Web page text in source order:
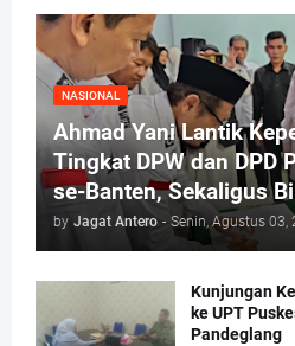
NASIONAL
Ahmad Yani Lantik
Tingkat DPW dan DPD
se-Banten, Sekaligus
by Jagat Antero - Senin, Agustus 03,
Kunjungan
ke UPT
Pandeglang